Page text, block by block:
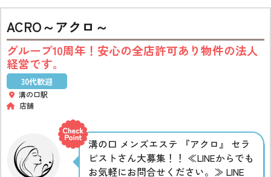
ACRO～アクロ～
グループ10周年！安心の全店許可あり物件の法人
経営です。
30代歓迎
溝の口駅
店舗
溝の口 メンズエステ 『アクロ』 セラ
ピストさん大募集！！ ≪LINEからでも
お気軽にお問合せください。≫ LINE